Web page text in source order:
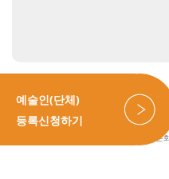
예술인(단체)
등록신청하기
COPYRIGHT © 동작문